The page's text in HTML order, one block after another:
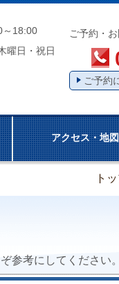
～18:00
曜日・祝日
ご予約・
ご予約
アクセス・地図
ト
参考にしてください。